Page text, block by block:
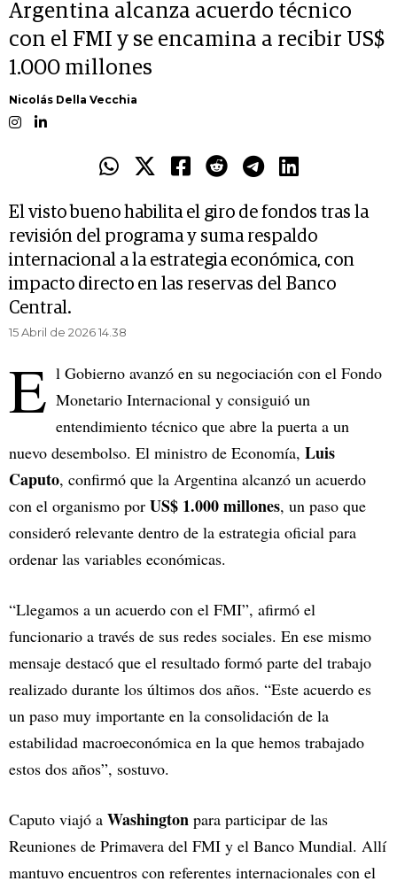
Argentina alcanza acuerdo técnico
con el FMI y se encamina a recibir US$
1.000 millones
Nicolás Della Vecchia
El visto bueno habilita el giro de fondos tras la
revisión del programa y suma respaldo
internacional a la estrategia económica, con
impacto directo en las reservas del Banco
Central.
15 Abril de 2026 14.38
E l Gobierno avanzó en su negociación con el Fondo
Monetario Internacional y consiguió un
entendimiento técnico que abre la puerta a un
nuevo desembolso. El ministro de Economía, Luis
Caputo, confirmó que la Argentina alcanzó un acuerdo
con el organismo por US$ 1.000 millones, un paso que
consideró relevante dentro de la estrategia oficial para
ordenar las variables económicas.
“Llegamos a un acuerdo con el FMI”, afirmó el
funcionario a través de sus redes sociales. En ese mismo
mensaje destacó que el resultado formó parte del trabajo
realizado durante los últimos dos años. “Este acuerdo es
un paso muy importante en la consolidación de la
estabilidad macroeconómica en la que hemos trabajado
estos dos años”, sostuvo.
Caputo viajó a Washington para participar de las
Reuniones de Primavera del FMI y el Banco Mundial. Allí
mantuvo encuentros con referentes internacionales con el